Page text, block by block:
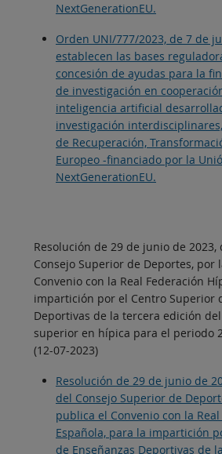
NextGenerationEU.
Orden UNI/777/2023, de 7 de
establecen las bases
concesión de ayudas para la
de investigación en
inteligencia artificial
investigación
de Recuperación,
Europeo -financiado por la
NextGenerationEU.
Resolución de 29 de junio de
Consejo Superior de Deportes, por
Convenio con la Real Federación
impartición por el Centro Superior
Deportivas de la tercera edición
superior en hípica para el periodo
(12-07-2023)
Resolución de 29 de junio de
del Consejo Superior de
publica el Convenio con la
Española, para la impartición
de Enseñanzas Deportivas de